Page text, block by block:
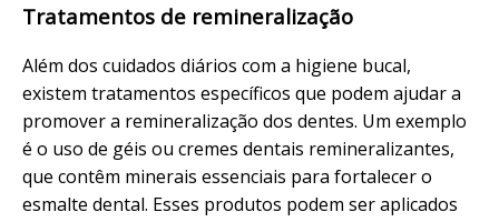
Tratamentos de remineralização
Além dos cuidados diários com a higiene bucal,
existem tratamentos específicos que podem ajudar a
promover a remineralização dos dentes. Um exemplo
é o uso de géis ou cremes dentais remineralizantes,
que contêm minerais essenciais para fortalecer o
esmalte dental. Esses produtos podem ser aplicados